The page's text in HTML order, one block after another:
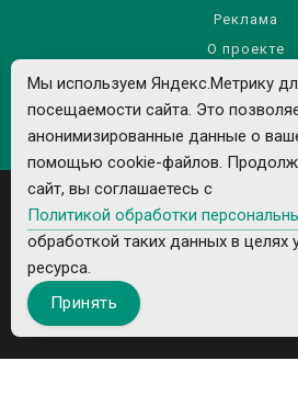
Реклама
О проекте
Правила использования
Политика обработки
Все рекламируемые товары и услуги
Мы используем Яндекс.Метрику
посещаемости сайта. Это
анонимизированные данные о
помощью cookie-файлов.
сайт, вы соглашаетесь с
Политикой обработки
обработкой таких данных в целях
ресурса.
Принять